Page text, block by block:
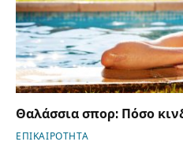
Θαλάσσια σπορ: Πόσο
ΕΠΙΚΑΙΡΟΤΗΤΑ